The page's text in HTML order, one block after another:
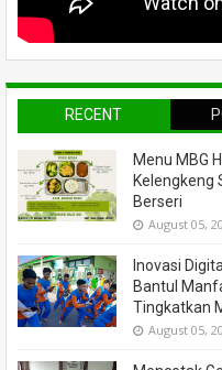
RECENT
Menu MBG
Kelengkeng
Berseri
August 05,
Inovasi
Bantul
Tingkatkan
August 05,